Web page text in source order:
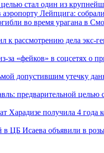
целью стал один из
Лейпцига:
во время урагана в
к рассмотрению дела
за «фейков» в соцсетях о
допустившим утечку
предварительной
Харадизе получила 4
в ЦБ Исаева объявили в